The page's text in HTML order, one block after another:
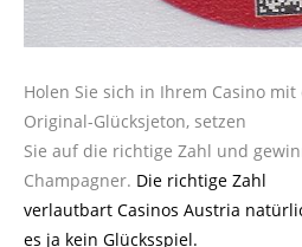
Holen Sie sich in Ihrem Casino
Original-Glücksjeton, setzen
Sie auf die richtige Zahl und
Champagner. Die richtige Zahl
verlautbart Casinos Austria
es ja kein Glücksspiel.